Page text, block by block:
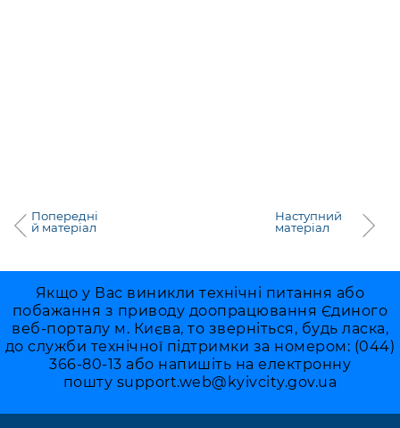
Попередні
й матеріал
Наступний
матеріал
Якщо у Вас виникли технічні питання або
побажання з приводу доопрацювання Єдиного
веб-порталу м. Києва, то зверніться, будь ласка,
до служби технічної підтримки за номером: (044)
366-80-13 або напишіть на електронну
пошту support.web@kyivcity.gov.ua